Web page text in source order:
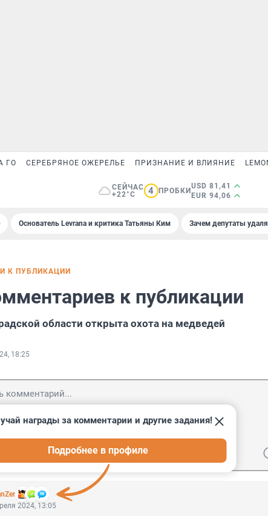
ГО СЕРЕБРЯНОЕ ОЖЕРЕЛЬЕ ПРИЗНАНИЕ И ВЛИЯНИЕ
СЕЙЧАС
+22°C
4 ПРОБКИ
USD 81,41
EUR 94,06
Основатель Levrana и критика Татьяны Ким Зачем депутаты
К ПУБЛИКАЦИИ
к публикации
области открыта охота на медведей
18:25
награды за комментарии и другие задания!
Подробнее в профиле
2024, 13:05